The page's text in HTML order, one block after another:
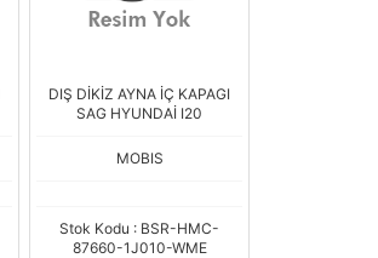
DIŞ DİKİZ AYNA İÇ KAPAGI
SAG HYUNDAİ I20
MOBIS
Stok Kodu : BSR-HMC-
87660-1J010-WME